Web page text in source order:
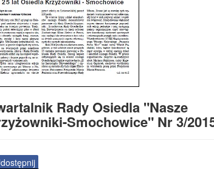
Rady Osiedla "Nasze
Smochowice" Nr 3/